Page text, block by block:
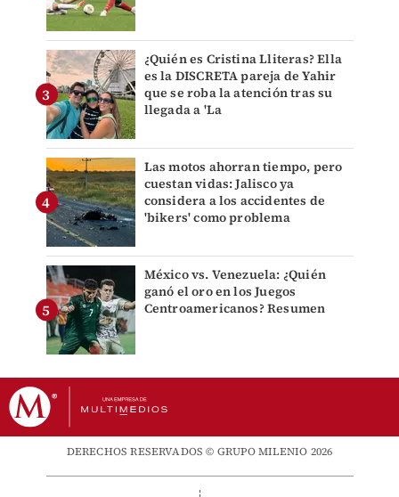
¿Quién es Cristina Lliteras? Ella
es la DISCRETA pareja de Yahir
que se roba la atención tras su
llegada a 'La
Las motos ahorran tiempo, pero
cuestan vidas: Jalisco ya
considera a los accidentes de
'bikers' como problema
México vs. Venezuela: ¿Quién
ganó el oro en los Juegos
Centroamericanos? Resumen
DERECHOS RESERVADOS © GRUPO MILENIO 2026